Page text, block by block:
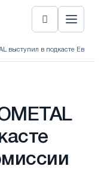
выступил в подкасте